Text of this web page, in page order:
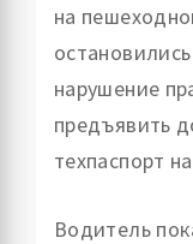
на
нарушение
предъявить
техпаспорт
Водитель